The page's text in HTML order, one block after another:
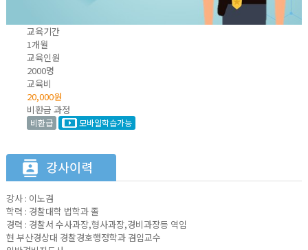
교육기간
1개월
교육인원
2000명
교육비
20,000원
비환급 과정
비환급 모바일학습가능
강사 : 이노겸
학력 : 경찰대학 법학과 졸
경력 : 경찰서 수사과장,형사과장,경비과장등 역임
현 부산경상대 경찰경호행정학과 겸임교수